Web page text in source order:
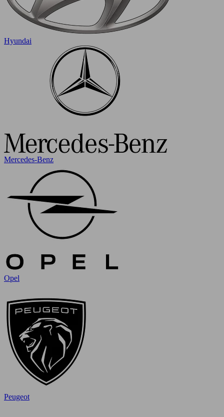
Hyundai
Mercedes-Benz
Opel
Peugeot